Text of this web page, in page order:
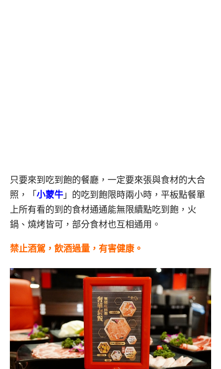
只要來到吃到飽的餐廳，一定要來張與食材的大合
照，「 小蒙牛 」的吃到飽限時兩小時，平板點餐單
上所有看的到的食材通通能無限續點吃到飽，火
鍋、燒烤皆可，部分食材也互相通用。
禁止酒駕，飲酒過量，有害健康。